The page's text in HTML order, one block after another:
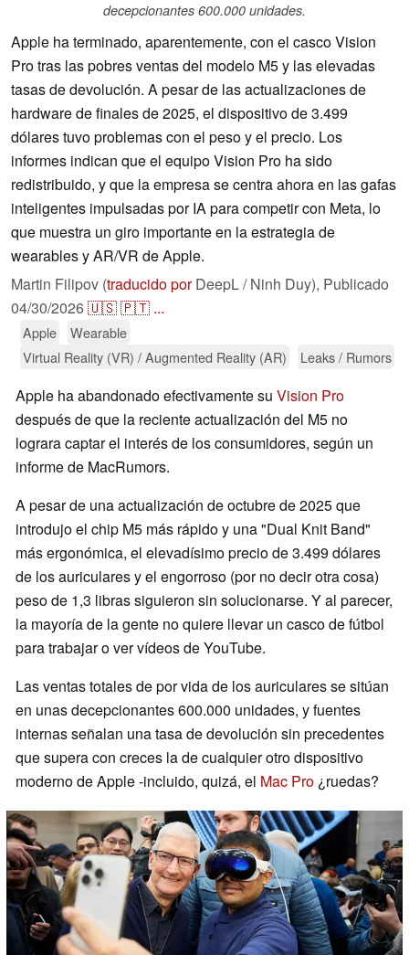
decepcionantes 600.000 unidades.
Apple ha terminado, aparentemente, con el casco Vision
Pro tras las pobres ventas del modelo M5 y las elevadas
tasas de devolución. A pesar de las actualizaciones de
hardware de finales de 2025, el dispositivo de 3.499
dólares tuvo problemas con el peso y el precio. Los
informes indican que el equipo Vision Pro ha sido
redistribuido, y que la empresa se centra ahora en las gafas
inteligentes impulsadas por IA para competir con Meta, lo
que muestra un giro importante en la estrategia de
wearables y AR/VR de Apple.
Martin Filipov (traducido porDeepL / Ninh Duy), Publicado
04/30/2026🇺🇸🇵🇹 ...
Apple
Wearable
Virtual Reality (VR) / Augmented Reality (AR)
Leaks / Rumors
Apple ha abandonado efectivamente su Vision Pro
después de que la reciente actualización del M5 no
lograra captar el interés de los consumidores, según un
informe de MacRumors.
A pesar de una actualización de octubre de 2025 que
introdujo el chip M5 más rápido y una "Dual Knit Band"
más ergonómica, el elevadísimo precio de 3.499 dólares
de los auriculares y el engorroso (por no decir otra cosa)
peso de 1,3 libras siguieron sin solucionarse. Y al parecer,
la mayoría de la gente no quiere llevar un casco de fútbol
para trabajar o ver vídeos de YouTube.
Las ventas totales de por vida de los auriculares se sitúan
en unas decepcionantes 600.000 unidades, y fuentes
internas señalan una tasa de devolución sin precedentes
que supera con creces la de cualquier otro dispositivo
moderno de Apple -incluido, quizá, el Mac Pro ¿ruedas?